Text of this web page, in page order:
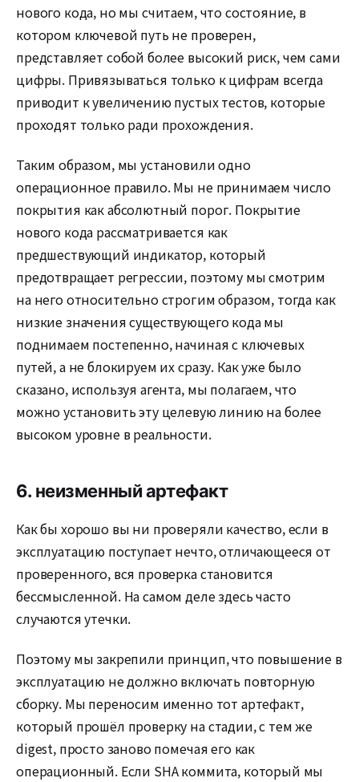
нового кода, но мы считаем, что состояние, в
котором ключевой путь не проверен,
представляет собой более высокий риск, чем сами
цифры. Привязываться только к цифрам всегда
приводит к увеличению пустых тестов, которые
проходят только ради прохождения.
Таким образом, мы установили одно
операционное правило. Мы не принимаем число
покрытия как абсолютный порог. Покрытие
нового кода рассматривается как
предшествующий индикатор, который
предотвращает регрессии, поэтому мы смотрим
на него относительно строгим образом, тогда как
низкие значения существующего кода мы
поднимаем постепенно, начиная с ключевых
путей, а не блокируем их сразу. Как уже было
сказано, используя агента, мы полагаем, что
можно установить эту целевую линию на более
высоком уровне в реальности.
6. неизменный артефакт
Как бы хорошо вы ни проверяли качество, если в
эксплуатацию поступает нечто, отличающееся от
проверенного, вся проверка становится
бессмысленной. На самом деле здесь часто
случаются утечки.
Поэтому мы закрепили принцип, что повышение в
эксплуатацию не должно включать повторную
сборку. Мы переносим именно тот артефакт,
который прошёл проверку на стадии, с тем же
digest, просто заново помечая его как
операционный. Если SHA коммита, который мы